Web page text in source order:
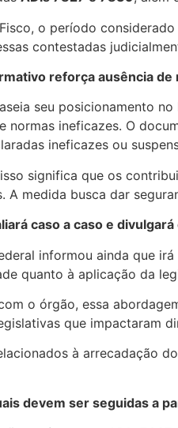
o período
contestadas
reforça ausência
seu posicionamento no
normas ineficazes. O
ineficazes ou
significa que os
A medida busca dar
caso a caso e
informou ainda que
quanto à aplicação da
o órgão, essa
que impactaram
à arrecadação
devem ser seguidas a